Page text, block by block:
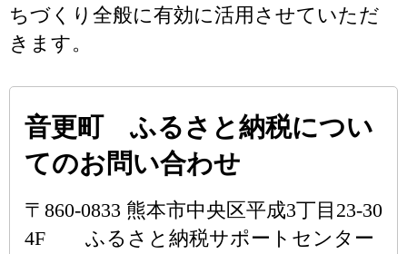
ちづくり全般に有効に活用させていただ
きます。
音更町 ふるさと納税につい
てのお問い合わせ
〒860-0833 熊本市中央区平成3丁目23-30
4F ふるさと納税サポートセンター